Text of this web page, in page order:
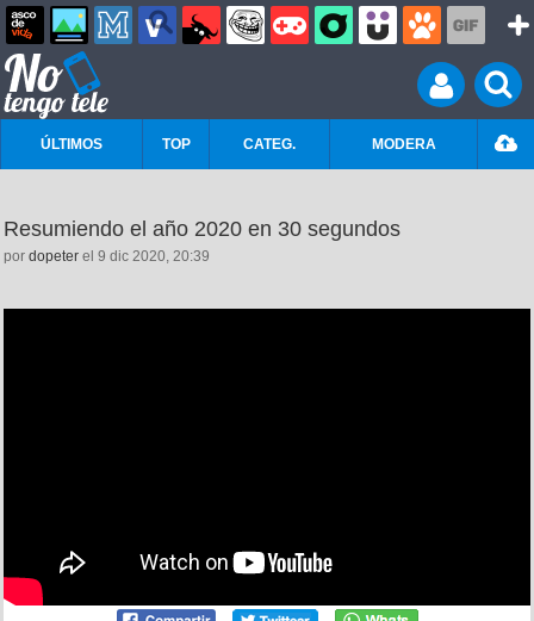
ÚLTIMOS TOP CATEG. MODERA
Resumiendo el año 2020 en 30 segundos
por dopeter el 9 dic 2020, 20:39